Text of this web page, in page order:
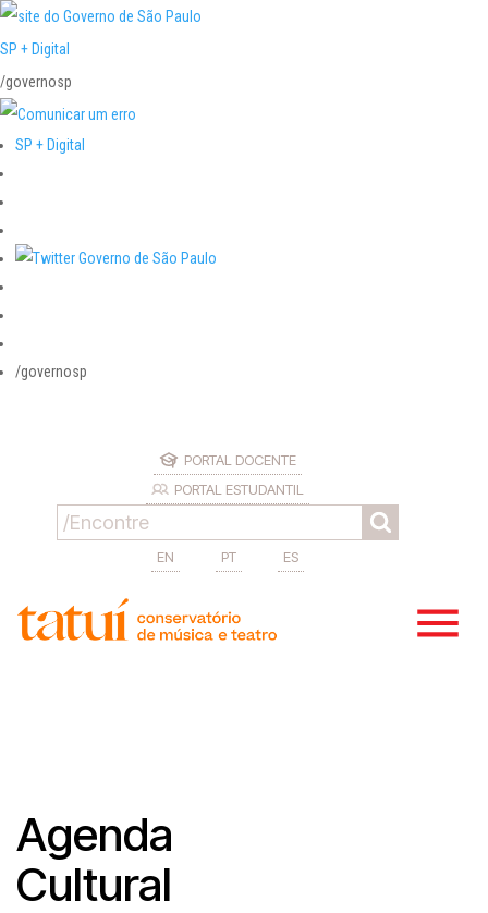
SP + Digital
/governosp
SP + Digital
/governosp
PORTAL DOCENTE
PORTAL ESTUDANTIL
EN PT ES
Agenda
Cultural